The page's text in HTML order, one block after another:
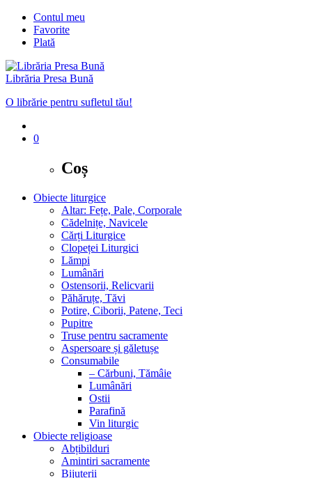
Contul meu
Favorite
Plată
Librăria Presa Bună
O librărie pentru sufletul tău!
0
Coș
Obiecte liturgice
Altar: Fețe, Pale, Corporale
Cădelnițe, Navicele
Cărți Liturgice
Clopeței Liturgici
Lămpi
Lumânări
Ostensorii, Relicvarii
Păhăruțe, Tăvi
Potire, Ciborii, Patene, Teci
Pupitre
Truse pentru sacramente
Aspersoare și găletușe
Consumabile
– Cărbuni, Tămâie
Lumânări
Ostii
Parafină
Vin liturgic
Obiecte religioase
Abțibilduri
Amintiri sacramente
Bijuterii